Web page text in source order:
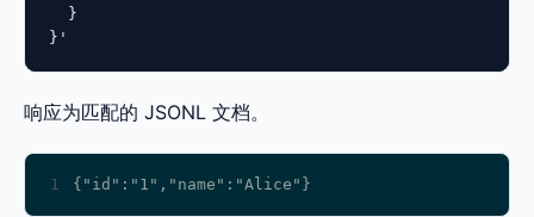
  }
}'
响应为匹配的 JSONL 文档。
1